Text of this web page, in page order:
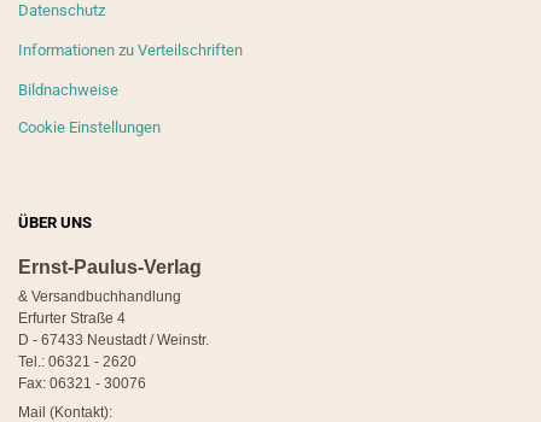
Datenschutz
Informationen zu Verteilschriften
Bildnachweise
Cookie Einstellungen
ÜBER UNS
Ernst-Paulus-Verlag
& Versandbuchhandlung
Erfurter Straße 4
D - 67433 Neustadt / Weinstr.
Tel.: 06321 - 2620
Fax: 06321 - 30076
Mail (Kontakt):